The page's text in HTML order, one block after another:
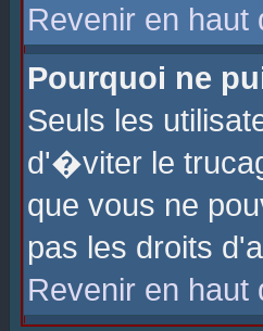
Revenir en haut
Pourquoi ne
Seuls les
d'�viter le
que vous ne
pas les droits
Revenir en haut